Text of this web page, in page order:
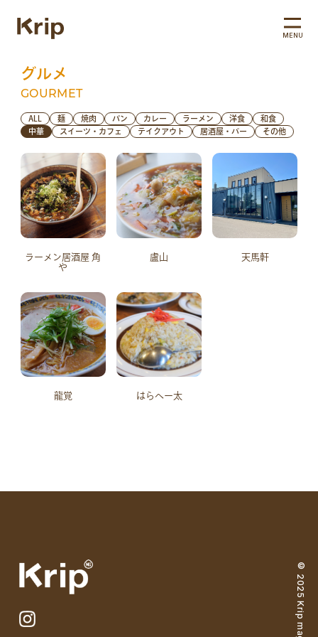
MENU
グルメ
GOURMET
ALL 麺 焼肉 パン カレー ラーメン 洋食
和食
中華
スイーツ・カフェ テイクアウト 居酒屋・バー その他
ラーメン居酒屋 角
や
盧山 天馬軒
龍覚 はらへー太
© 2025 Krip magazine